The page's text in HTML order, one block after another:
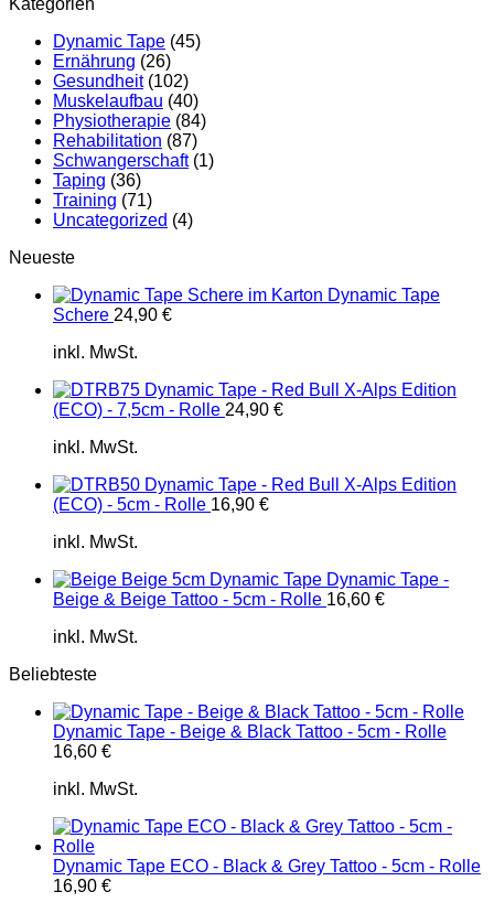
Kategorien
Dynamic Tape (45)
Ernährung (26)
Gesundheit(102)
Muskelaufbau (40)
Physiotherapie (84)
Rehabilitation (87)
Schwangerschaft(1)
Taping (36)
Training (71)
Uncategorized (4)
Neueste
Dynamic Tape
Schere 24,90 €
inkl. MwSt.
Dynamic Tape - Red Bull X-Alps Edition
(ECO) - 7,5cm - Rolle 24,90 €
inkl. MwSt.
Dynamic Tape - Red Bull X-Alps Edition
(ECO) - 5cm - Rolle 16,90 €
inkl. MwSt.
Dynamic Tape -
Beige & Beige Tattoo - 5cm - Rolle 16,60 €
inkl. MwSt.
Beliebteste
Dynamic Tape - Beige & Black Tattoo - 5cm - Rolle
16,60 €
inkl. MwSt.
Dynamic Tape ECO - Black & Grey Tattoo - 5cm - Rolle
16,90 €